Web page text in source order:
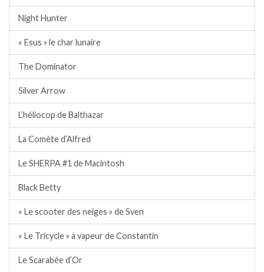
Night Hunter
« Esus » le char lunaire
The Dominator
Silver Arrow
L’héliocop de Balthazar
La Comète d’Alfred
Le SHERPA #1 de Macintosh
Black Betty
« Le scooter des neiges » de Sven
« Le Tricycle » à vapeur de Constantin
Le Scarabée d’Or